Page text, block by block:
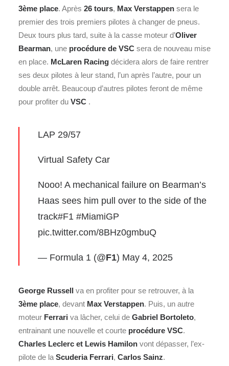
3ème place. Après 26 tours, Max Verstappen sera le
premier des trois premiers pilotes à changer de pneus.
Deux tours plus tard, suite à la casse moteur d’Oliver
Bearman, une procédure de VSC sera de nouveau mise
en place. McLaren Racing décidera alors de faire rentrer
ses deux pilotes à leur stand, l’un après l’autre, pour un
double arrêt. Beaucoup d’autres pilotes feront de même
pour profiter du VSC .
LAP 29/57
Virtual Safety Car
Nooo! A mechanical failure on Bearman’s
Haas sees him pull over to the side of the
track#F1 #MiamiGP
pic.twitter.com/8BHz0gmbuQ
— Formula 1 (@F1) May 4, 2025
George Russell va en profiter pour se retrouver, à la
3ème place, devant Max Verstappen. Puis, un autre
moteur Ferrari va lâcher, celui de Gabriel Bortoleto,
entrainant une nouvelle et courte procédure VSC.
Charles Leclerc et Lewis Hamilon vont dépasser, l’ex-
pilote de la Scuderia Ferrari, Carlos Sainz.